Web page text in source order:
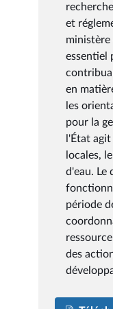
et
ministère
essentiel
en
les
pour la
l'État
locales,
d'eau. Le
période
des